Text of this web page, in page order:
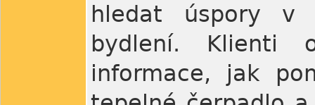
hledat úspory v
bydlení. Klienti
informace, jak